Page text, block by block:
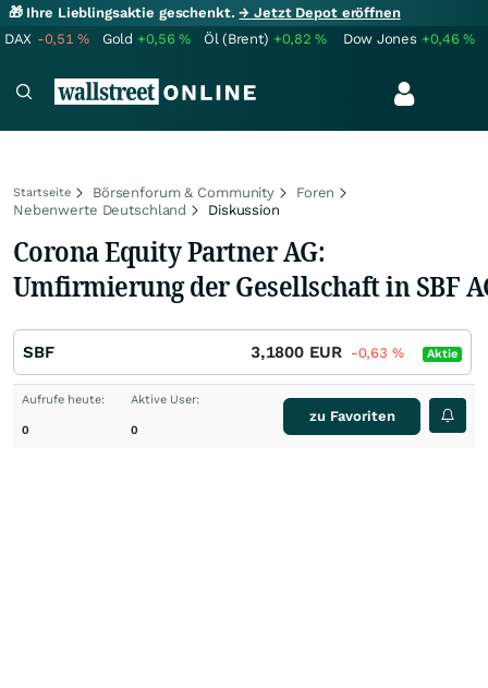
🎁 Ihre Lieblingsaktie geschenkt.→ Jetzt Depot eröffnen
DAX -0,51% Gold +0,56% Öl (Brent) +0,82% Dow Jones +0,46%
Startseite Börsenforum & Community
Foren
Nebenwerte Deutschland
Diskussion
Corona Equity Partner AG:
Umfirmierung der Gesellschaft in SBF
SBF 3,1800 EUR -0,63 % Aktie
Aufrufe heute:
0
Aktive User:
0
zu Favoriten